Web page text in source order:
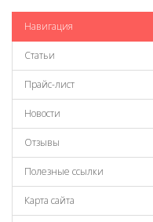
Навигация
Статьи
Прайс-лист
Новости
Отзывы
Полезные ссылки
Карта сайта